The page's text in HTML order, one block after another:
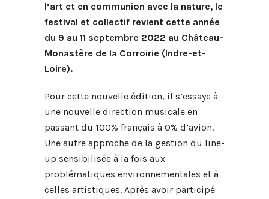
l’art et en communion avec la nature, le
festival et collectif revient cette année
du 9 au 11 septembre 2022 au Château-
Monastère de la Corroirie (Indre-et-
Loire).
Pour cette nouvelle édition, il s’essaye à
une nouvelle direction musicale en
passant du 100% français à 0% d’avion.
Une autre approche de la gestion du line-
up sensibilisée à la fois aux
problématiques environnementales et à
celles artistiques. Après avoir participé